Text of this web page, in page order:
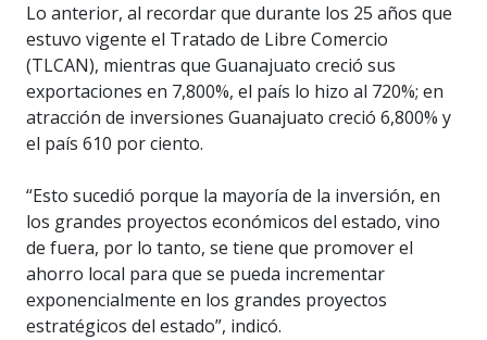
Lo anterior, al recordar que durante los 25 años que
estuvo vigente el Tratado de Libre Comercio
(TLCAN), mientras que Guanajuato creció sus
exportaciones en 7,800%, el país lo hizo al 720%; en
atracción de inversiones Guanajuato creció 6,800% y
el país 610 por ciento.
“Esto sucedió porque la mayoría de la inversión, en
los grandes proyectos económicos del estado, vino
de fuera, por lo tanto, se tiene que promover el
ahorro local para que se pueda incrementar
exponencialmente en los grandes proyectos
estratégicos del estado”, indicó.